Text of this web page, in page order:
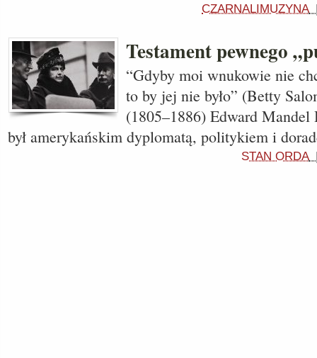
CZARNALIMUZYNA
Testament pewnego
“Gdyby moi wnukowie nie
to by jej nie było” (Betty
(1805–1886) Edward
był amerykańskim dyplomatą, politykiem i
STAN ORDA